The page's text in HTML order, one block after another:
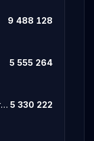
9 488 128
5 555 264
Chaîne nationale des régions 5 330 222